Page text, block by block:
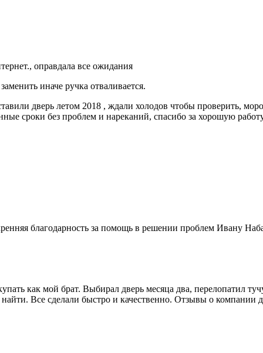
оправдала все ожидания
иначе ручка отваливается.
дверь летом 2018 , ждали холодов чтобы проверить,
сроки без проблем и нареканий, спасибо за хорошую
благодарность за помощь в решении проблем Ивану
как мой брат. Выбирал дверь месяца два, перелопатил
Все сделали быстро и качественно. Отзывы о